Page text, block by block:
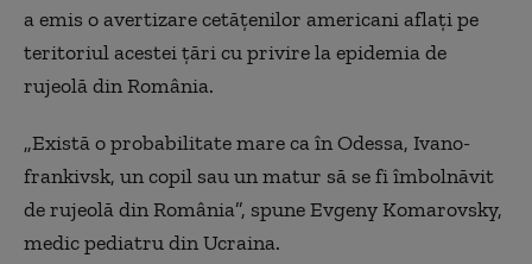
a emis o avertizare cetăţenilor americani aflaţi pe
teritoriul acestei ţări cu privire la epidemia de
rujeolă din România.
„Există o probabilitate mare ca în Odessa, Ivano-
frankivsk, un copil sau un matur să se fi îmbolnăvit
de rujeolă din România”, spune Evgeny Komarovsky,
medic pediatru din Ucraina.